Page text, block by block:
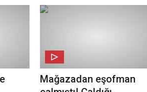
Mağazadan eşofman